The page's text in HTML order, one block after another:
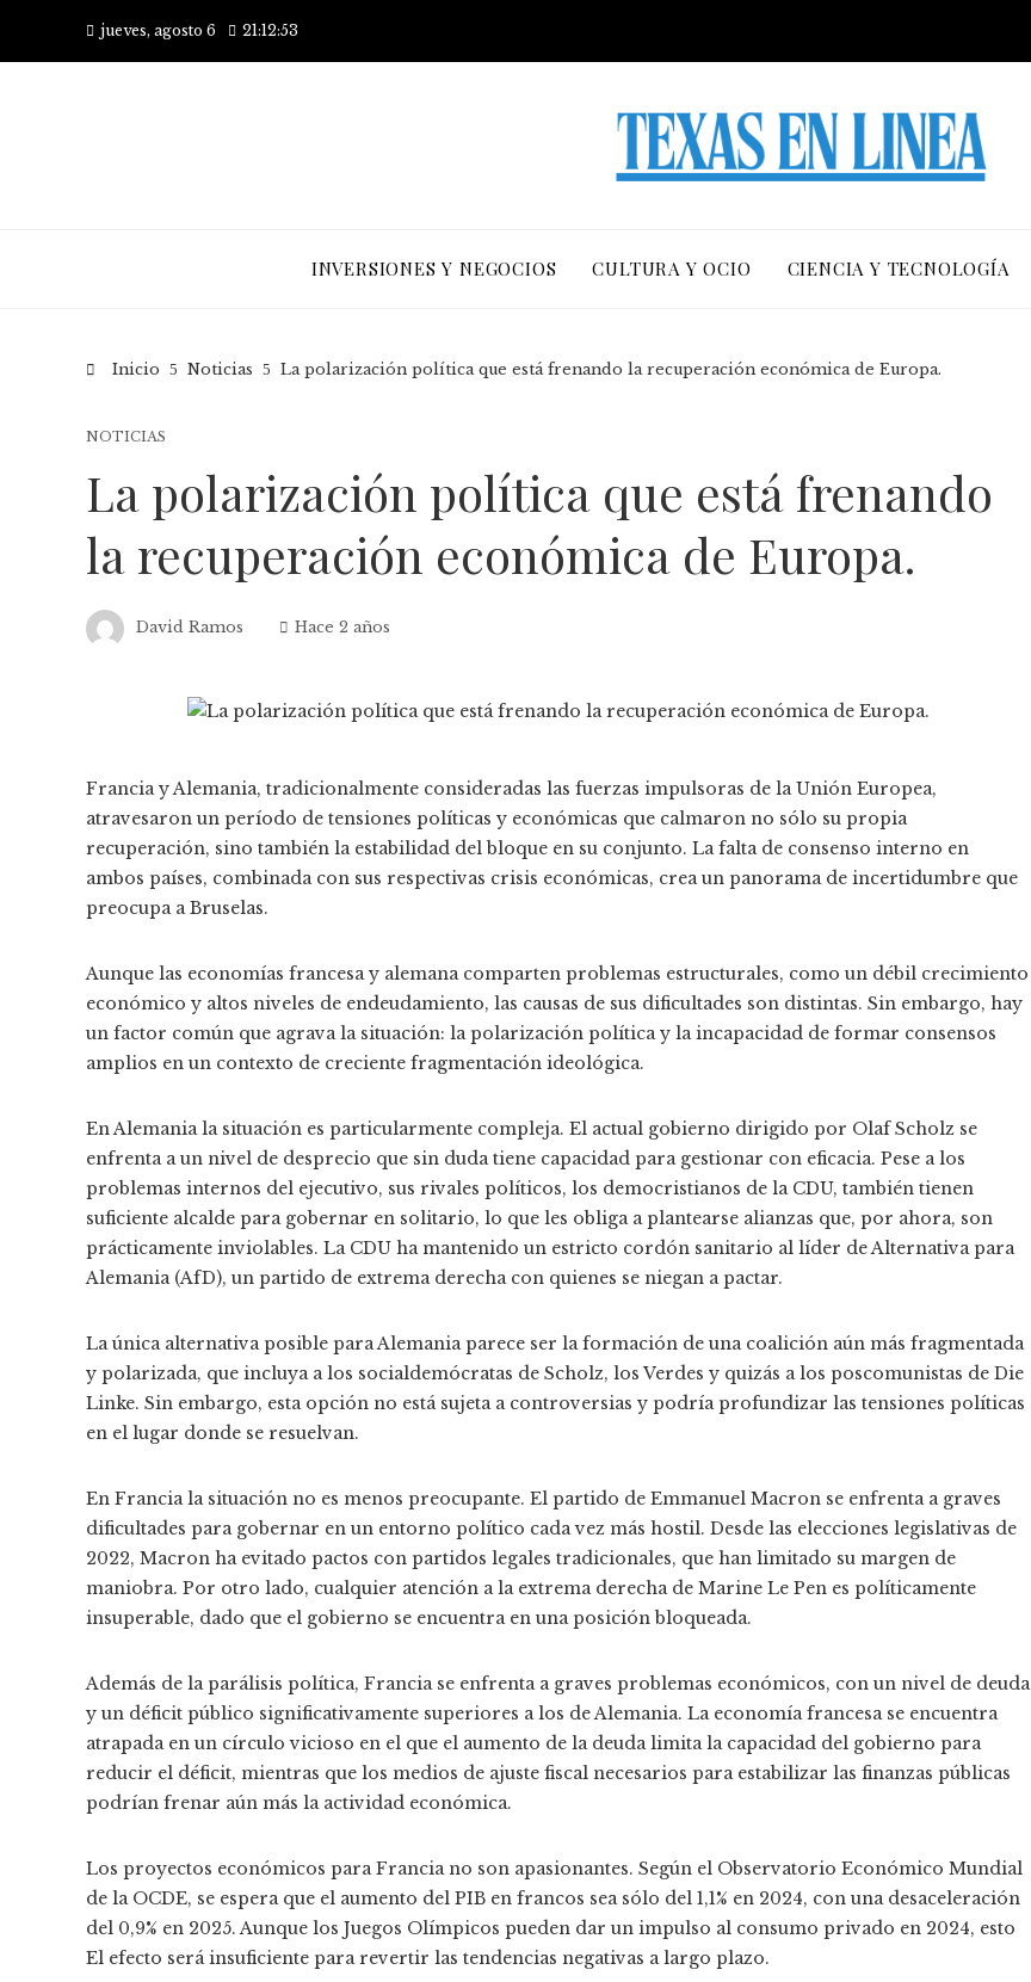
jueves, agosto 6 21:12:54
INVERSIONES Y NEGOCIOS CULTURA Y OCIO CIENCIA Y TECNOLOGÍA
Inicio Noticias La polarización política que está frenando la recuperación económica de Europa.
NOTICIAS
La polarización política que está frenando
la recuperación económica de Europa.
David Ramos Hace 2 años
Francia y Alemania, tradicionalmente consideradas las fuerzas impulsoras de la Unión Europea,
atravesaron un período de tensiones políticas y económicas que calmaron no sólo su propia
recuperación, sino también la estabilidad del bloque en su conjunto. La falta de consenso interno en
ambos países, combinada con sus respectivas crisis económicas, crea un panorama de incertidumbre que
preocupa a Bruselas.
Aunque las economías francesa y alemana comparten problemas estructurales, como un débil crecimiento
económico y altos niveles de endeudamiento, las causas de sus dificultades son distintas. Sin embargo, hay
un factor común que agrava la situación: la polarización política y la incapacidad de formar consensos
amplios en un contexto de creciente fragmentación ideológica.
En Alemania la situación es particularmente compleja. El actual gobierno dirigido por Olaf Scholz se
enfrenta a un nivel de desprecio que sin duda tiene capacidad para gestionar con eficacia. Pese a los
problemas internos del ejecutivo, sus rivales políticos, los democristianos de la CDU, también tienen
suficiente alcalde para gobernar en solitario, lo que les obliga a plantearse alianzas que, por ahora, son
prácticamente inviolables. La CDU ha mantenido un estricto cordón sanitario al líder de Alternativa para
Alemania (AfD), un partido de extrema derecha con quienes se niegan a pactar.
La única alternativa posible para Alemania parece ser la formación de una coalición aún más fragmentada
y polarizada, que incluya a los socialdemócratas de Scholz, los Verdes y quizás a los poscomunistas de Die
Linke. Sin embargo, esta opción no está sujeta a controversias y podría profundizar las tensiones políticas
en el lugar donde se resuelvan.
En Francia la situación no es menos preocupante. El partido de Emmanuel Macron se enfrenta a graves
dificultades para gobernar en un entorno político cada vez más hostil. Desde las elecciones legislativas de
2022, Macron ha evitado pactos con partidos legales tradicionales, que han limitado su margen de
maniobra. Por otro lado, cualquier atención a la extrema derecha de Marine Le Pen es políticamente
insuperable, dado que el gobierno se encuentra en una posición bloqueada.
Además de la parálisis política, Francia se enfrenta a graves problemas económicos, con un nivel de deuda
y un déficit público significativamente superiores a los de Alemania. La economía francesa se encuentra
atrapada en un círculo vicioso en el que el aumento de la deuda limita la capacidad del gobierno para
reducir el déficit, mientras que los medios de ajuste fiscal necesarios para estabilizar las finanzas públicas
podrían frenar aún más la actividad económica.
Los proyectos económicos para Francia no son apasionantes. Según el Observatorio Económico Mundial
de la OCDE, se espera que el aumento del PIB en francos sea sólo del 1,1% en 2024, con una desaceleración
del 0,9% en 2025. Aunque los Juegos Olímpicos pueden dar un impulso al consumo privado en 2024, esto
El efecto será insuficiente para revertir las tendencias negativas a largo plazo.